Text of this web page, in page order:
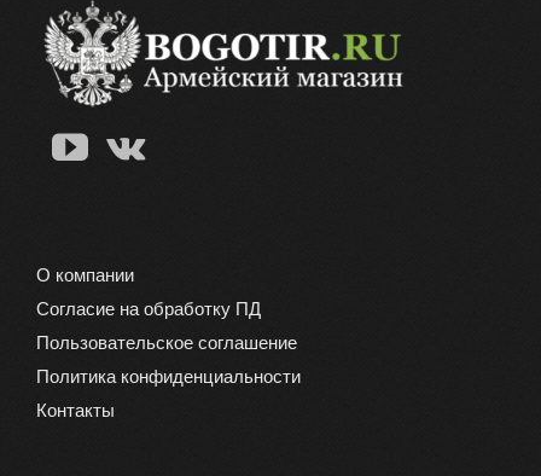
О компании
Согласие на обработку ПД
Пользовательское соглашение
Политика конфиденциальности
Контакты